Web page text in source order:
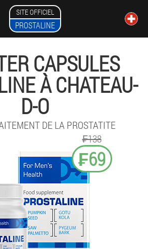
SITE OFFICIEL
PROSTALINE
CAPSULES
À CHATEAU-
D-O
DE LA PROSTATITE
₣138
₣69